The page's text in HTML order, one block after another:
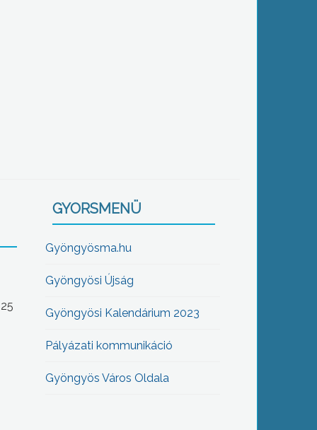
GYORSMENÜ
Gyöngyösma.hu
Gyöngyösi Újság
Gyöngyösi Kalendárium 2023
Pályázati kommunikáció
Gyöngyös Város Oldala